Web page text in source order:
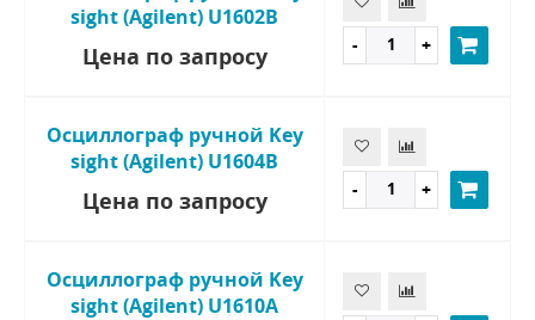
sight (Agilent) U1602B
Цена по запросу
Осциллограф ручной Key
sight (Agilent) U1604B
Цена по запросу
Осциллограф ручной Key
sight (Agilent) U1610A